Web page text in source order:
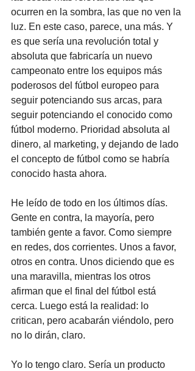
ocurren en la sombra, las que no ven la
luz. En este caso, parece, una más. Y
es que sería una revolución total y
absoluta que fabricaría un nuevo
campeonato entre los equipos más
poderosos del fútbol europeo para
seguir potenciando sus arcas, para
seguir potenciando el conocido como
fútbol moderno. Prioridad absoluta al
dinero, al marketing, y dejando de lado
el concepto de fútbol como se habría
conocido hasta ahora.
He leído de todo en los últimos días.
Gente en contra, la mayoría, pero
también gente a favor. Como siempre
en redes, dos corrientes. Unos a favor,
otros en contra. Unos diciendo que es
una maravilla, mientras los otros
afirman que el final del fútbol está
cerca. Luego está la realidad: lo
critican, pero acabarán viéndolo, pero
no lo dirán, claro.
Yo lo tengo claro. Sería un producto